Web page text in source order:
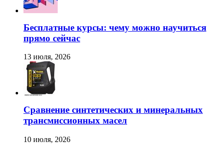
Бесплатные курсы: чему можно научиться
прямо сейчас
13 июля, 2026
Сравнение синтетических и минеральных
трансмиссионных масел
10 июля, 2026